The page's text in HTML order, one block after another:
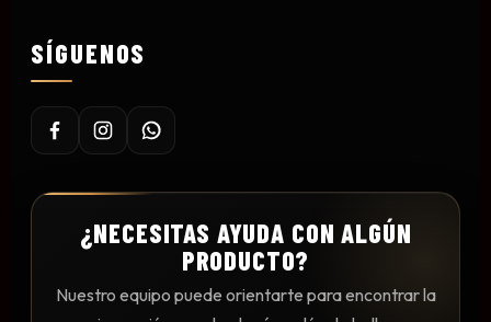
SÍGUENOS
¿NECESITAS AYUDA CON ALGÚN
PRODUCTO?
Nuestro equipo puede orientarte para encontrar la